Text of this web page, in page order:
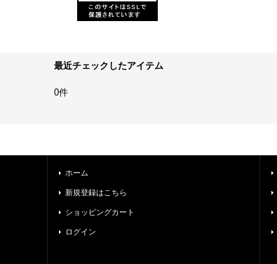
最近チェックしたアイテム
0件
ホーム
新規登録はこちら
ショッピングカート
ログイン